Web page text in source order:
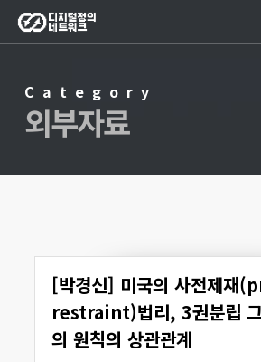
Skip
to
contentCategory
외부자료
[박경신] 미국의 사전제재
restraint)법리, 3권분립
의 원칙의 상관관계